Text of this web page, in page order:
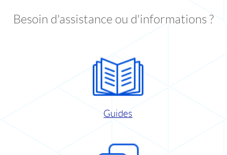
Besoin d'assistance ou d'informations ?
Guides